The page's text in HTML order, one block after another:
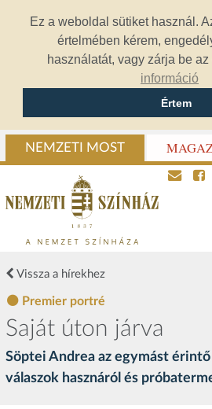
Ez a weboldal sütiket használ.
értelmében kérem,
használatát, vagy zárja be az
információ
Értem
NEMZETI MOST
Vissza a hírekhez
Premier portré
Saját úton járva
Söptei Andrea az egymást
válaszok hasznáról és